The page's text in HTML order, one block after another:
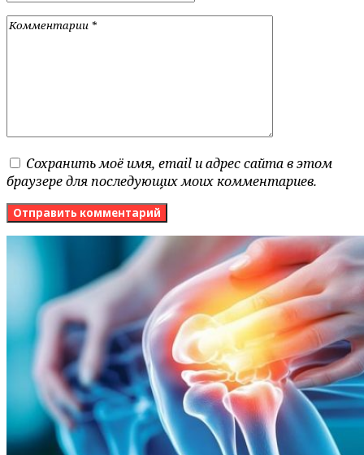
Сохранить моё имя, email и адрес сайта в этом
браузере для последующих моих комментариев.